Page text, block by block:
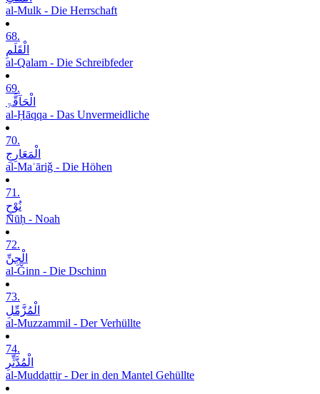
al-Mulk - Die Herrschaft
68.
الْقَلَمِ
al-Qalam - Die Schreibfeder
69.
الْحَآقَّۃِ
al-Ḥāqqa - Das Unvermeidliche
70.
الْمَعَارِجِ
al-Maʿāriǧ - Die Höhen
71.
نُوْحٍ
Nūḥ - Noah
72.
الْجِنِّ
al-Ǧinn - Die Dschinn
73.
الْمُزَّمِّلِ
al-Muzzammil - Der Verhüllte
74.
الْمُدَّثِّرِ
al-Muddaṯṯir - Der in den Mantel Gehüllte